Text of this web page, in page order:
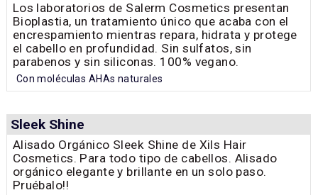
Los laboratorios de Salerm Cosmetics presentan
Bioplastia, un tratamiento único que acaba con el
encrespamiento mientras repara, hidrata y protege
el cabello en profundidad. Sin sulfatos, sin
parabenos y sin siliconas. 100% vegano.
Con moléculas AHAs naturales
Sleek Shine
Alisado Orgánico Sleek Shine de Xils Hair
Cosmetics. Para todo tipo de cabellos. Alisado
orgánico elegante y brillante en un solo paso.
Pruébalo!!